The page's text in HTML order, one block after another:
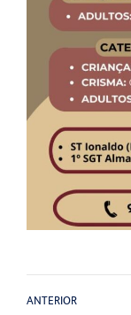
ANTERIOR